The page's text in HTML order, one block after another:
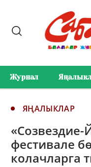
Журнал
ЯҢАЛЫКЛАР
фестивале
колачларга